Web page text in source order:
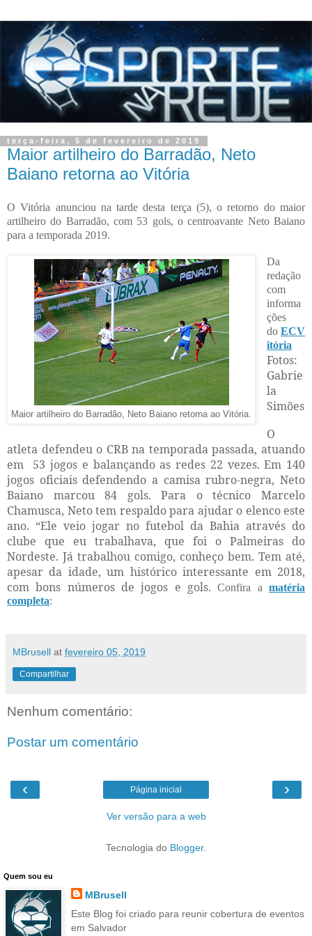
terça-feira, 5 de fevereiro de 2019
Maior artilheiro do Barradão, Neto
Baiano retorna ao Vitória
O Vitória anunciou na tarde desta terça (5), o retorno do maior
artilheiro do Barradão, com 53 gols, o centroavante Neto Baiano
para a temporada 2019.
Maior artilheiro do Barradão, Neto Baiano retorna ao Vitória.
Da
redação
com
informa
ções
do ECV
itória
Fotos:
Gabrie
la
Simões
O
atleta defendeu o CRB na temporada passada, atuando
em
53 jogos e balançando as redes 22 vezes. Em 140
jogos oficiais defendendo a camisa rubro-negra, Neto
Baiano marcou 84 gols. Para o técnico Marcelo
Chamusca, Neto tem respaldo para ajudar o elenco este
ano. “Ele veio jogar no futebol da Bahia através do
clube que eu trabalhava, que foi o Palmeiras do
Nordeste. Já trabalhou comigo, conheço bem. Tem até,
apesar da idade, um histórico interessante em 2018,
com bons números de jogos e gols.Confira amatéria
completa:
MBrusell at fevereiro 05, 2019
Compartilhar
Nenhum comentário:
Postar um comentário
‹ ›
Página inicial
Ver versão para a web
Tecnologia do Blogger.
Quem sou eu
MBrusell
Este Blog foi criado para reunir cobertura de eventos
em Salvador